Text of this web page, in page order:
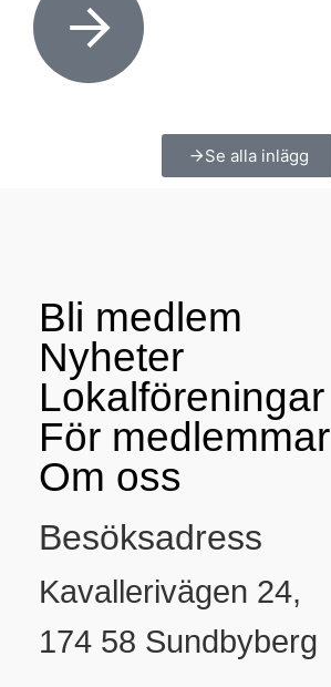
Se alla inlägg
Bli medlem
Nyheter
Lokalföreningar
För medlemmar
Om oss
Besöksadress
Kavallerivägen 24,
174 58 Sundbyberg